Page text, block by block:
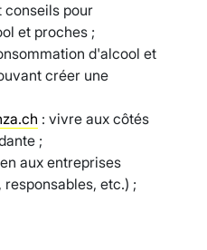
conseils pour
et proches ;
d'alcool et
créer une
: vivre aux côtés
;
aux entreprises
etc.) ;